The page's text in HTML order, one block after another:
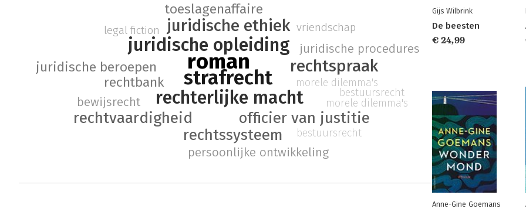
roman
strafrecht
rechterlijke macht
juridische opleiding
juridische ethiek
rechtspraak
officier van justitie
rechtssysteem
rechtvaardigheid
rechtbank
juridische beroepen
toeslagenaffaire
persoonlijke ontwikkeling
bewijsrecht
juridische procedures
legal fiction vriendschap
morele dilemma's
bestuursrecht
morele dilemma's
bestuursrecht
Gijs Wilbrink
De beesten
€ 24,99
Anne-Gine Goemans